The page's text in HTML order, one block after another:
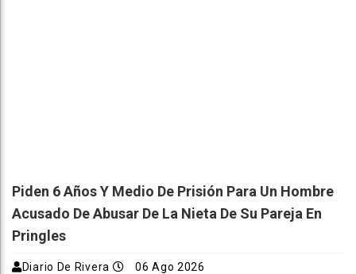
Piden 6 Años Y Medio De Prisión Para Un Hombre
Acusado De Abusar De La Nieta De Su Pareja En
Pringles
Diario De Rivera 06 Ago 2026